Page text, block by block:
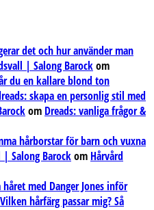
det och hur använder man
| Salong Barockom
du en kallare blond ton
skapa en personlig stil med
om Dreads: vanliga frågor &
hårborstar för barn och vuxna
Salong Barockom Hårvård
med Danger Jones inför
Vilken hårfärg passar mig? Så